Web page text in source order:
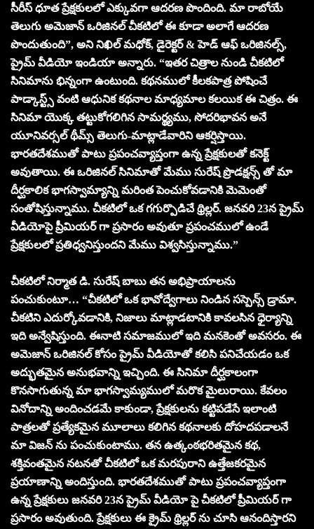
సీరీస్ ధూత ప్రేక్షకులలో ఎక్కువగా ఆదరణ పొందింది. మా రాబోయే
తెలుగు అమెజాన్ ఒరిజినల్ చీకటిలో ఈ కూడా అలాగే ఆదరణ
పొందుతుంది”, అని నిఖిల్ మధోక్, డైరెక్టర్ & హెడ్ ఆఫ్ ఒరిజినల్స్,
ప్రైమ్ వీడియో ఇండియా అన్నారు. “ఇతర చిత్రాల నుండి చీకటిలో
సినిమాను భిన్నంగా ఉంటుంది. కథనములో కీలకపాత్ర పోషించే
పాడ్కాస్ట్స్ వంటి ఆధునిక కథనాల మాధ్యమాల కలయిక ఈ చిత్రం. ఈ
సినిమా యొక్క తట్టుకోగలిగిన సామర్థ్యము, సోదరిభావన అనే
యూనివర్సల్ థీమ్స్ తెలుగు-మాట్లాడేవారిని ఆకర్షిస్తాయి.
భారతదేశముతో పాటు ప్రపంచవ్యాప్తంగా ఉన్న ప్రేక్షకులతో కనెక్ట్
అవుతాయి. ఈ ఒరిజినల్ సినిమాతో మేము సురేష్ ప్రొడక్షన్స్ తో మా
దీర్ఘకాలిక భాగస్వామ్యాన్ని మరింత పెంచుకోవడానికి మెమెంతో
సంతోషిస్తున్నాము. చీకటిలో ఒక గగుర్పొడిచే థ్రిల్లర్. జనవరి 23న ప్రైమ్
వీడియోపై ప్రీమియర్ గా ప్రసారం అవుతూ ప్రపంచములో ఉండే
ప్రేక్షకులలో ప్రతిధ్వనిస్తుందని మేము విశ్వసిస్తున్నాము.”
చీకటిలో నిర్మాత డి. సురేష్ బాబు తన అభిప్రాయాలను
పంచుకుంటూ… “చీకటిలో ఒక భావోద్వేగాలు నిండిన సస్పెన్స్ డ్రామా.
చీకటిని ఎదుర్కోవడానికి, నిజాలు మాట్లాడటానికి కావలసిన ధైర్యాన్ని
ఇది అన్వేషిస్తుంది. ఈనాటి సమాజములో ఇది మనకెంతో అవసరం. ఈ
అమెజాన్ ఒరిజినల్ కోసం ప్రైమ్ వీడియోతో కలిసి పనిచేయడం ఒక
అద్భుతమైన అనుభవాన్ని ఇచ్చింది. ఈ సినిమా దీర్ఘకాలంగా
కొనసాగుతున్న మా భాగస్వామ్యములో మరొక మైలురాయి. కేవలం
వినోదాన్ని అందించడమే కాకుండా, ప్రేక్షకులను కట్టిపడేసే ఇలాంటి
పాత్రలతో ప్రత్యేకమైన మూలాలు కలిగిన కథనాలకు దోహదపడాలనే
మా విజన్ ను పంచుకుంటాము. తన ఉత్కంఠభరితమైన కథ,
శక్తివంతమైన నటనతో చీకటిలో ఒక మరపురాని ఉత్తేజకరమైన
ప్రయాణాన్ని అందిస్తుంది. భారతదేశముతో పాటు ప్రపంచవ్యాప్తంగా
ఉన్న ప్రేక్షకులు జనవరి 23న ప్రైమ్ వీడియో పై చీకటిలో ప్రీమియర్ గా
ప్రసారం అవుతుంది. ప్రేక్షకులు ఈ క్రైమ్ థ్రిల్లర్ ను చూసి ఆనందిస్తారని